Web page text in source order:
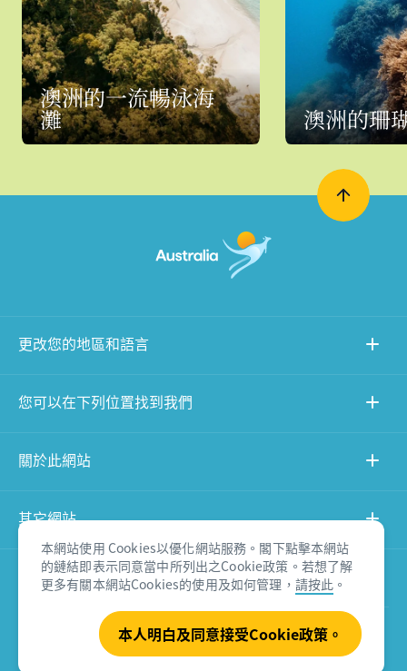
澳洲的一流暢泳海
灘 澳洲的珊
本網站使用 Cookies以優化網站服務。閣下點擊本網站
的鏈結即表示同意當中所列出之Cookie政策。若想了解
更多有關本網站Cookies的使用及如何管理， 請按此 。
本人明白及同意接受Cookie政策。
更改您的地區和語言
您可以在下列位置找到我們
關於此網站
其它網站
產品免責聲明